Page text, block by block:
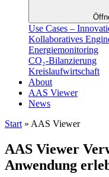
Use Cases –
Kollaboratives
Energiemonitoring
CO₂-Bilanzierung
Kreislaufwirtschaft
About
AAS Viewer
News
Start » AAS Viewer
AAS Viewer
Anwendung